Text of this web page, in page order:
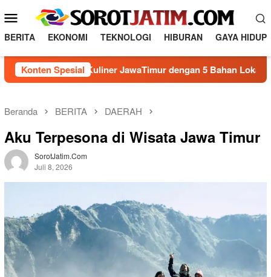
ke
konten
Menu
Mobile
BERITA EKONOMI TEKNOLOGI HIBURAN GAYA HIDUP
Konten Spesial
Kuliner JawaTimur dengan 5 Bahan Lokal Semarak
Beranda BERITA DAERAH
Aku Terpesona di Wisata Jawa Timur
SorotJatim.com
Juli 8, 2026